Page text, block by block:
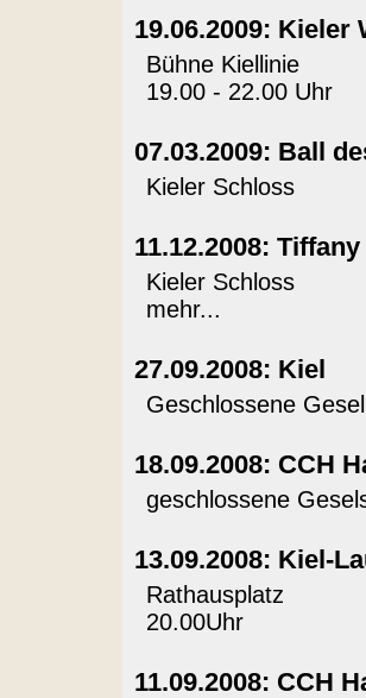
19.06.2009: Kieler
Bühne Kiellinie
19.00 - 22.00 Uhr
07.03.2009: Ball
Kieler Schloss
11.12.2008:
Kieler Schloss
mehr...
27.09.2008: Kiel
Geschlossene
18.09.2008: CCH
geschlossene
13.09.2008: Kiel-
Rathausplatz
20.00Uhr
11.09.2008: CCH